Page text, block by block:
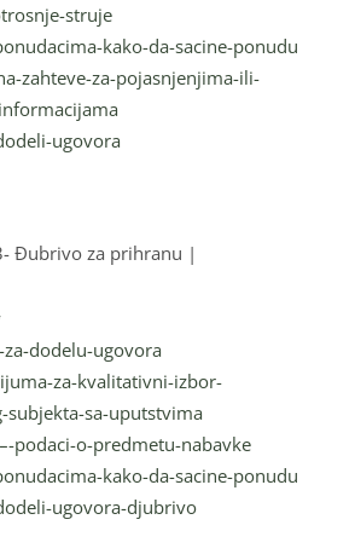
struje
kako-da-sacine-ponudu
zahteve-za-pojasnjenjima-ili-
ugovora
Đubrivo za prihranu |
dodelu-ugovora
za-kvalitativni-izbor-
subjekta-sa-uputstvima
podaci-o-predmetu-nabavke
kako-da-sacine-ponudu
ugovora-djubrivo